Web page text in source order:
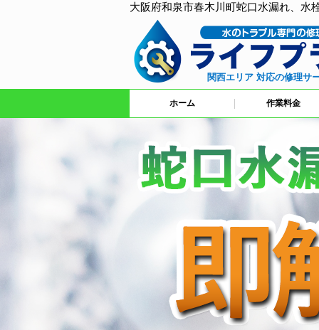
大阪府和泉市春木川町蛇口水漏れ、水
関西エリア 対応の修理サ
ホーム 作業料金